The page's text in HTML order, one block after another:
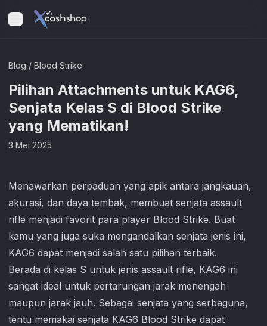
Blog / Blood Strike
Pilihan Attachments untuk KAG6,
Senjata Kelas S di Blood Strike
yang Mematikan!
3 Mei 2025
Menawarkan perpaduan yang apik antara jangkauan,
akurasi, dan daya tembak, membuat senjata assault
rifle menjadi favorit para player Blood Strike. Buat
kamu yang juga suka mengandalkan senjata jenis ini,
KAG6 dapat menjadi salah satu pilihan terbaik.
Berada di kelas S untuk jenis assault rifle, KAG6 ini
sangat ideal untuk pertarungan jarak menengah
maupun jarak jauh. Sebagai senjata yang serbaguna,
tentu memakai senjata KAG6 Blood Strike dapat